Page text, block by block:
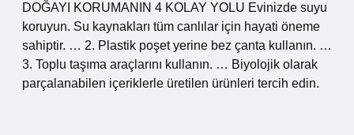
DOĞAYI KORUMANIN 4 KOLAY YOLU Evinizde suyu
koruyun. Su kaynakları tüm canlılar için hayati öneme
sahiptir. … 2. Plastik poşet yerine bez çanta kullanın. …
3. Toplu taşıma araçlarını kullanın. … Biyolojik olarak
parçalanabilen içeriklerle üretilen ürünleri tercih edin.